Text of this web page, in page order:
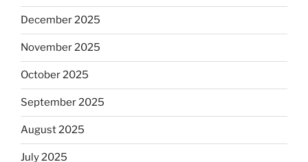
December 2025
November 2025
October 2025
September 2025
August 2025
July 2025